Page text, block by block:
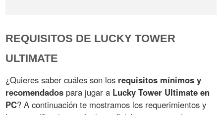
REQUISITOS DE LUCKY TOWER
ULTIMATE
¿Quieres saber cuáles son los requisitos mínimos y
recomendados para jugar a Lucky Tower Ultimate en
PC? A continuación te mostramos los requerimientos y